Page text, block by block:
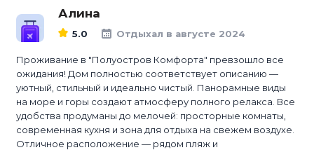
Алина
5.0 Отдыхал в августе 2024
Проживание в "Полуостров Комфорта" превзошло все
ожидания! Дом полностью соответствует описанию —
уютный, стильный и идеально чистый. Панорамные виды
на море и горы создают атмосферу полного релакса. Все
удобства продуманы до мелочей: просторные комнаты,
современная кухня и зона для отдыха на свежем воздухе.
Отличное расположение — рядом пляж и